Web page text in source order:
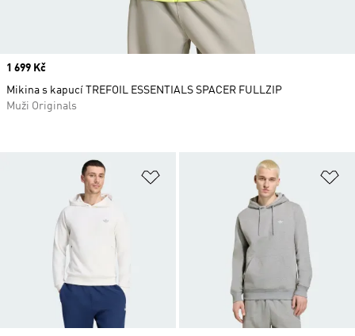
Přidat do seznamu přání
Price
1 699 Kč
Mikina s kapucí TREFOIL ESSENTIALS SPACER FULLZIP
Muži Originals